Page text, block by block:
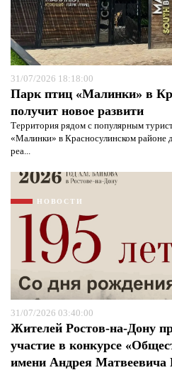
31/07/2026 18:18:00
Парк птиц «Малинки» в
получит новое развити
Территория рядом с популярным
«Малинки» в Красносулинском районе
реа...
НОВОСТИ
31/07/2026 03:40:00
Жителей Ростов-на-Дону
участие в конкурсе
имени Андрея Матвеевича